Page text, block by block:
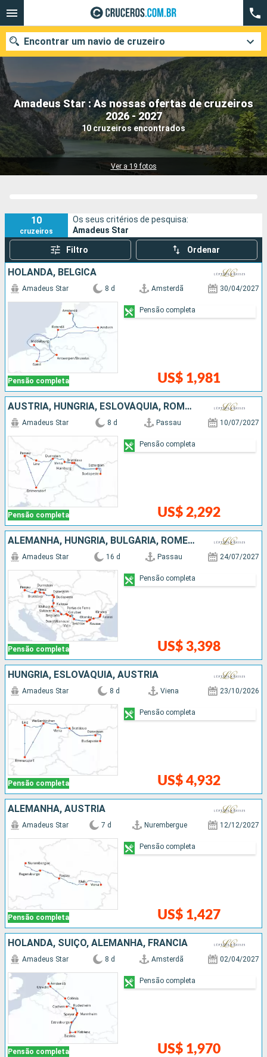
Amadeus Star : As nossas ofertas de cruzeiros
2026 - 2027
10 cruzeiros encontrados
Ver a 19 fotos
Encontrar um navio de cruzeiro
Quando ir?
Data de partida
10
cruzeiros
Os seus critérios de pesquisa:
Amadeus Star
Filtro Ordenar
HOLANDA, BÉLGICA
Pensão completa
Amadeus Star 8 d Amsterdã 30/04/2027
US$ 1,981
Pensão completa
AUSTRIA, HUNGRIA, ESLOVÁQUIA, ROMÊNIA, ALEMANHA
Pensão completa
Amadeus Star 8 d Passau 10/07/2027
US$ 2,292
Pensão completa
ALEMANHA, HUNGRIA, BULGÁRIA, ROMÊNIA, SÉRVIA, CROÁCIA, ESLOVÁQUIA, AUSTRIA
Pensão completa
Amadeus Star 16 d Passau 24/07/2027
US$ 3,398
Pensão completa
HUNGRIA, ESLOVÁQUIA, AUSTRIA
Pensão completa
Amadeus Star 8 d Viena 23/10/2026
US$ 4,932
Pensão completa
ALEMANHA, AUSTRIA
Pensão completa
Amadeus Star 7 d Nurembergue 12/12/2027
US$ 1,427
Pensão completa
HOLANDA, SUÍÇO, ALEMANHA, FRANCIA
Pensão completa
Amadeus Star 8 d Amsterdã 02/04/2027
US$ 1,970
Pensão completa